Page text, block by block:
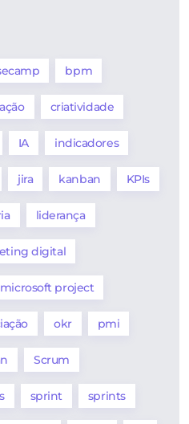
bpm
criatividade
IA indicadores
jira kanban KPIs
liderança
digital
microsoft project
okr pmi
Scrum
sprint sprints